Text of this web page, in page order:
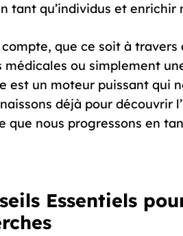
tant qu’individus et enrichir
que ce soit à
médicales ou simplement
est un moteur puissant qui
déjà pour découvrir
que nous progressons en
Essentiels